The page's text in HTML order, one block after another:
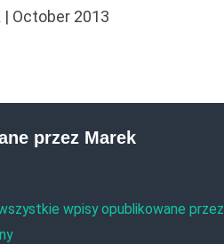
| October 2013
przez Marek
wpisy opublikowane przez